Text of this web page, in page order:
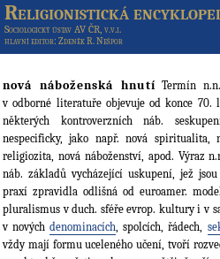
Religionistická
Sociologický ústav AV ČR, v.v.i.
hlavní editor: Zdeněk R. Nešpor
nová náboženská hnutí Termín
v odborné literatuře objevuje od konce 70.
některých kontroverzních náb.
nespecificky, jako např. nová spiritualita,
religiozita, nová náboženství, apod. Výraz
náb. základů vycházející uskupení, jež
praxí zpravidla odlišná od euroamer.
pluralismus v duch. sféře evrop. kultury i v
v novýchdenominacích, spolcích, řádech,
vždy mají formu uceleného učení, tvoří